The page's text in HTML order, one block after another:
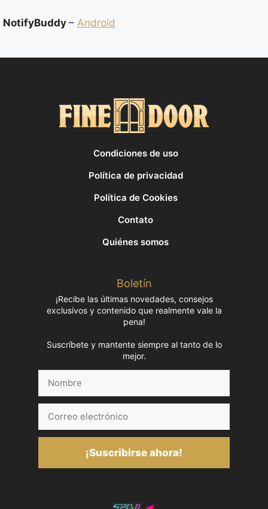
NotifyBuddy – Android
Condiciones de uso
Política de privacidad
Política de Cookies
Contato
Quiénes somos
Boletín
¡Recibe las últimas novedades, consejos
exclusivos y contenido que realmente vale la
pena!
Suscríbete y mantente siempre al tanto de lo
mejor.
electrónico
¡Suscribirse ahora!